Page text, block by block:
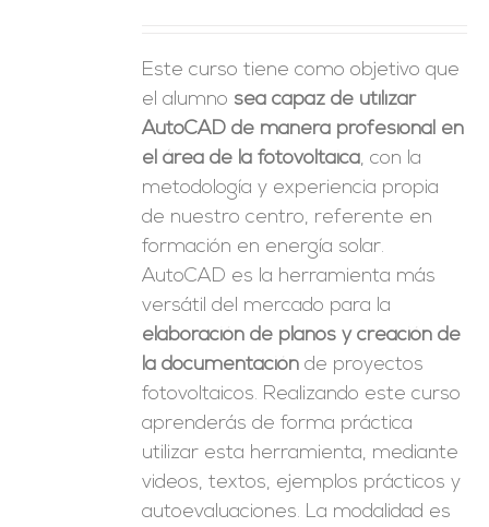
Este curso tiene como objetivo que
el alumno sea capaz de utilizar
AutoCAD de manera profesional en
el área de la fotovoltaica, con la
metodología y experiencia propia
de nuestro centro, referente en
formación en energía solar.
AutoCAD es la herramienta más
versátil del mercado para la
elaboración de planos y creación de
la documentación de proyectos
fotovoltaicos. Realizando este curso
aprenderás de forma práctica
utilizar esta herramienta, mediante
videos, textos, ejemplos prácticos y
autoevaluaciones. La modalidad es